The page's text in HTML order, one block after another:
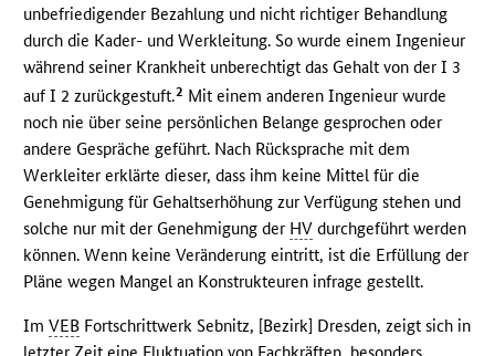
unbefriedigender Bezahlung und nicht richtiger Behandlung
durch die Kader- und Werkleitung. So wurde einem Ingenieur
während seiner Krankheit unberechtigt das Gehalt von der I 3
auf I 2 zurückgestuft.2 Mit einem anderen Ingenieur wurde
noch nie über seine persönlichen Belange gesprochen oder
andere Gespräche geführt. Nach Rücksprache mit dem
Werkleiter erklärte dieser, dass ihm keine Mittel für die
Genehmigung für Gehaltserhöhung zur Verfügung stehen und
solche nur mit der Genehmigung der HV durchgeführt werden
können. Wenn keine Veränderung eintritt, ist die Erfüllung der
Pläne wegen Mangel an Konstrukteuren infrage gestellt.
ImVEB Fortschrittwerk Sebnitz, [Bezirk] Dresden, zeigt sich in